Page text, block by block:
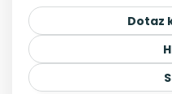
Dotaz